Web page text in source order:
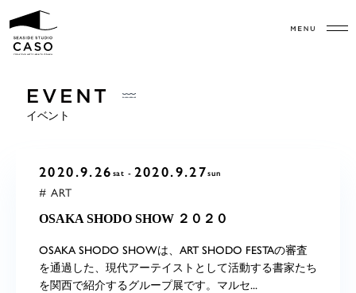
イベント
2020.9.26 sat 2020.9.27sun
# ART
OSAKA SHODO SHOW ２０２０
OSAKA SHODO SHOWは、ART SHODO FESTAの審査
を通過した、現代アーテイストとして活動する書家たち
を関西で紹介するグループ展です。マルセ...